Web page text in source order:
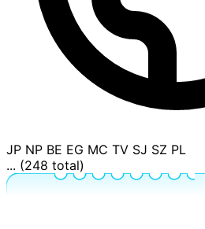
JP NP BE EG MC TV SJ SZ PL
... (248 total)